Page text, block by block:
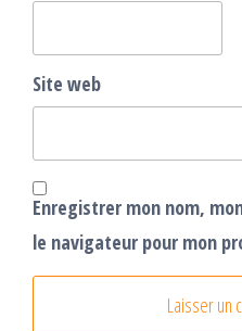
Site web
Enregistrer mon nom,
le navigateur pour mon